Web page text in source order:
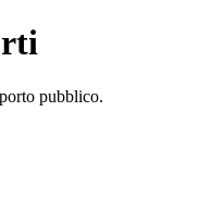
pubblico.